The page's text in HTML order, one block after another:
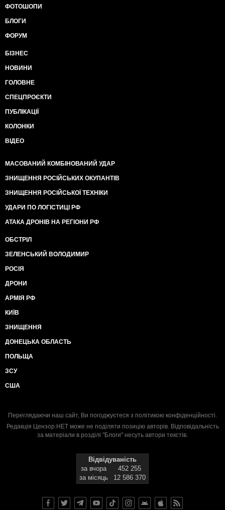
ФОТОШОПИ
БЛОГИ
ФОРУМ
БІЗНЕС
НОВИНИ
ГОЛОВНЕ
СПЕЦПРОЄКТИ
ПУБЛІКАЦІЇ
КОЛОНКИ
ВІДЕО
МАСОВАНИЙ КОМБІНОВАНИЙ УДАР
ЗНИЩЕННЯ РОСІЙСЬКИХ ОКУПАНТІВ
ЗНИЩЕННЯ РОСІЙСЬКОЇ ТЕХНІКИ
УДАРИ ПО ЛОГІСТИЦІ РФ
АТАКА ДРОНІВ НА РЕГІОНИ РФ
ОБСТРІЛ
ЗЕЛЕНСЬКИЙ ВОЛОДИМИР
РОСІЯ
ДРОНИ
АРМІЯ РФ
КИЇВ
ЗНИЩЕННЯ
ДОНЕЦЬКА ОБЛАСТЬ
ПОЛЬЩА
ЗСУ
США
Переглядаючи наш сайт, Ви погоджуєтеся з політикою конфіденційності.
Редакція Цензор.НЕТ може не поділяти позицію авторів. Відповідальність
за матеріали в розділі "Блоги" несуть автори текстів.
Відвідуваність
за вчора
452 255
за місяць
12 586 370